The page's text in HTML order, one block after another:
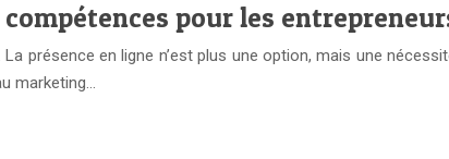
pour les
présence en ligne n’est plus une option, mais une
marketing…